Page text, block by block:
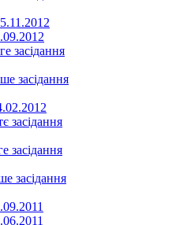
засідання
засідання
засідання
засідання
засідання